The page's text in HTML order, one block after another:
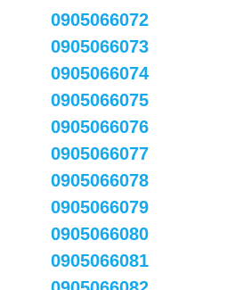
0905066072
0905066073
0905066074
0905066075
0905066076
0905066077
0905066078
0905066079
0905066080
0905066081